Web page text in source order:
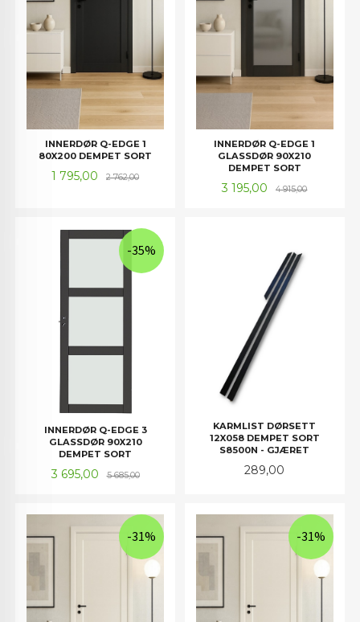
INNERDØR Q-EDGE 1
80X200 DEMPET SORT
Tilbud
1 795,00 2 762,00Rabatt
INNERDØR Q-EDGE 1
GLASSDØR 90X210
DEMPET SORT
Tilbud
3 195,00 4 915,00Rabatt
INNERDØR Q-EDGE 3
GLASSDØR 90X210
DEMPET SORT
Tilbud
3 695,00 5 685,00Rabatt
-35%
KARMLIST DØRSETT
12X058 DEMPET SORT
S8500N - GJÆRET
Pris
289,00
-31% -31%